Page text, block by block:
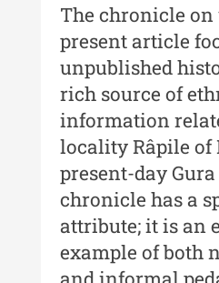
Muzeului de
XXIV / 2018
Buletinul ”Ioan
Muzeului de
XXIII / 2017
Buletinul ”Ioan
Muzeului de
XXII / 2016
Indexul Complet
The chronicle
present article
unpublished
rich source of
information
locality Râpile of
present-day
chronicle has a
attribute; it is an
example of both